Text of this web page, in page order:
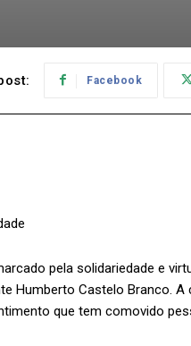
Facebook
pela solidariedade e
Humberto Castelo Branco.
que tem comovido